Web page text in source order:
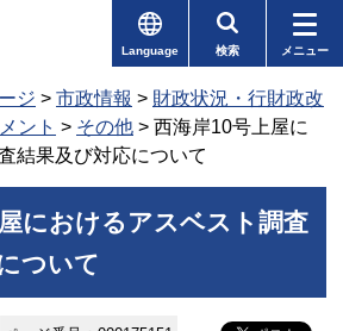
Language 検索 メニュー
ジ > 市政情報 > 財政状況・行財政改
ント > その他 > 西海岸10号上屋に
結果及び対応について
におけるアスベスト調査
ついて